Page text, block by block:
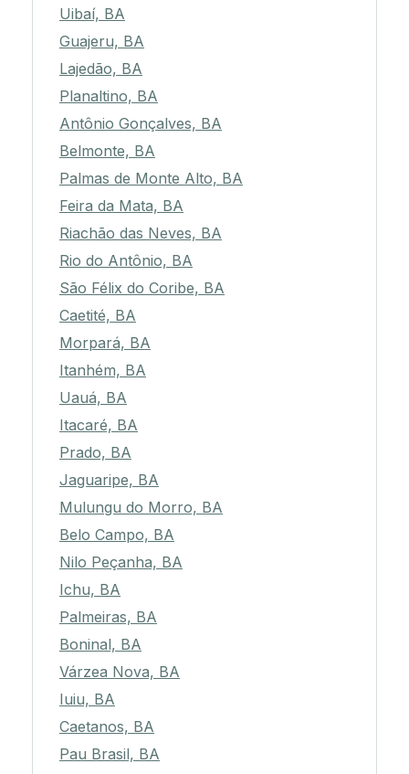
Uibaí, BA
Guajeru, BA
Lajedão, BA
Planaltino, BA
Antônio Gonçalves, BA
Belmonte, BA
Palmas de Monte Alto, BA
Feira da Mata, BA
Riachão das Neves, BA
Rio do Antônio, BA
São Félix do Coribe, BA
Caetité, BA
Morpará, BA
Itanhém, BA
Uauá, BA
Itacaré, BA
Prado, BA
Jaguaripe, BA
Mulungu do Morro, BA
Belo Campo, BA
Nilo Peçanha, BA
Ichu, BA
Palmeiras, BA
Boninal, BA
Várzea Nova, BA
Iuiu, BA
Caetanos, BA
Pau Brasil, BA